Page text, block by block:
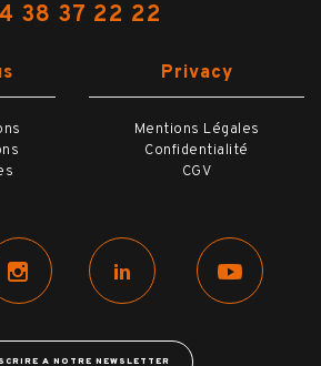
38 37 22 22
Privacy
Mentions Légales
Confidentialité
CGV
A NOTRE NEWSLETTER